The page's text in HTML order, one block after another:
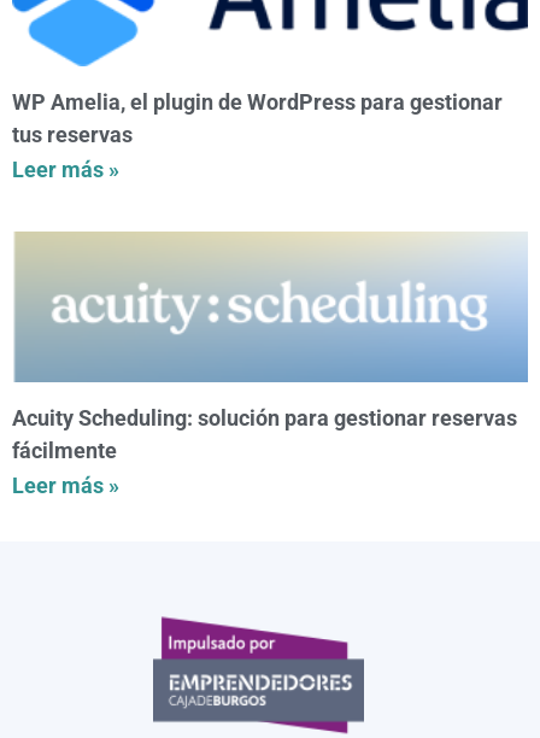
WP Amelia, el plugin de WordPress para gestionar
tus reservas
Leer más »
Acuity Scheduling: solución para gestionar reservas
fácilmente
Leer más »